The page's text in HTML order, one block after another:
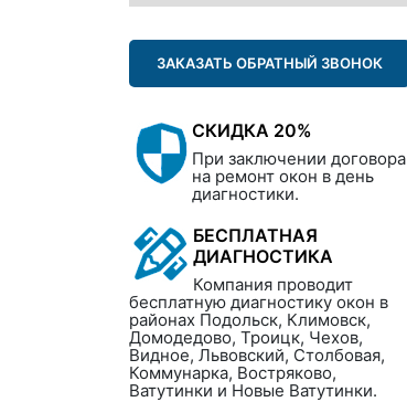
ЗАКАЗАТЬ ОБРАТНЫЙ ЗВОНОК
СКИДКА 20%
При заключении договора
на ремонт окон в день
диагностики.
БЕСПЛАТНАЯ
ДИАГНОСТИКА
Компания проводит
бесплатную диагностику окон в
районах Подольск, Климовск,
Домодедово, Троицк, Чехов,
Видное, Львовский, Столбовая,
Коммунарка, Востряково,
Ватутинки и Новые Ватутинки.